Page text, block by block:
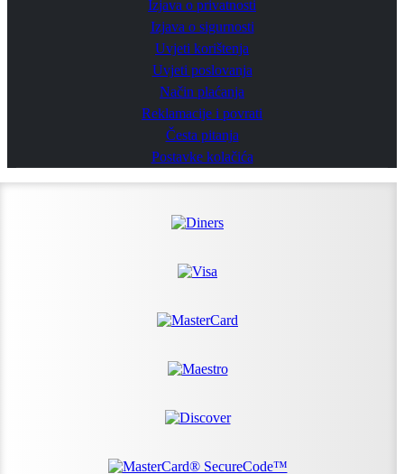
Izjava o privatnosti
Izjava o sigurnosti
Uvjeti korištenja
Uvjeti poslovanja
Način plaćanja
Reklamacije i povrati
Česta pitanja
Postavke kolačića